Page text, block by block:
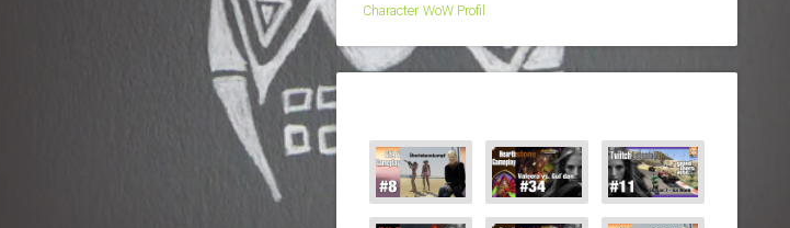
Character WoW Profil